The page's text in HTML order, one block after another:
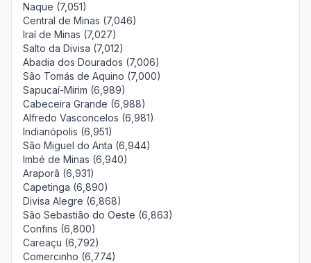
Naque (7,051)
Central de Minas (7,046)
Iraí de Minas (7,027)
Salto da Divisa (7,012)
Abadia dos Dourados (7,006)
São Tomás de Aquino (7,000)
Sapucaí-Mirim (6,989)
Cabeceira Grande (6,988)
Alfredo Vasconcelos (6,981)
Indianópolis (6,951)
São Miguel do Anta (6,944)
Imbé de Minas (6,940)
Araporã (6,931)
Capetinga (6,890)
Divisa Alegre (6,868)
São Sebastião do Oeste (6,863)
Confins (6,800)
Careaçu (6,792)
Comercinho (6,774)